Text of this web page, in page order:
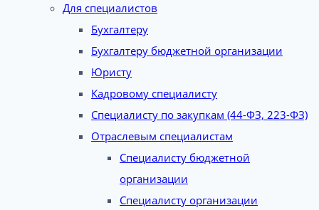
Для специалистов
Бухгалтеру
Бухгалтеру бюджетной организации
Юристу
Кадровому специалисту
Специалисту по закупкам (44-ФЗ, 223-ФЗ)
Отраслевым специалистам
Специалисту бюджетной
организации
Специалисту организации